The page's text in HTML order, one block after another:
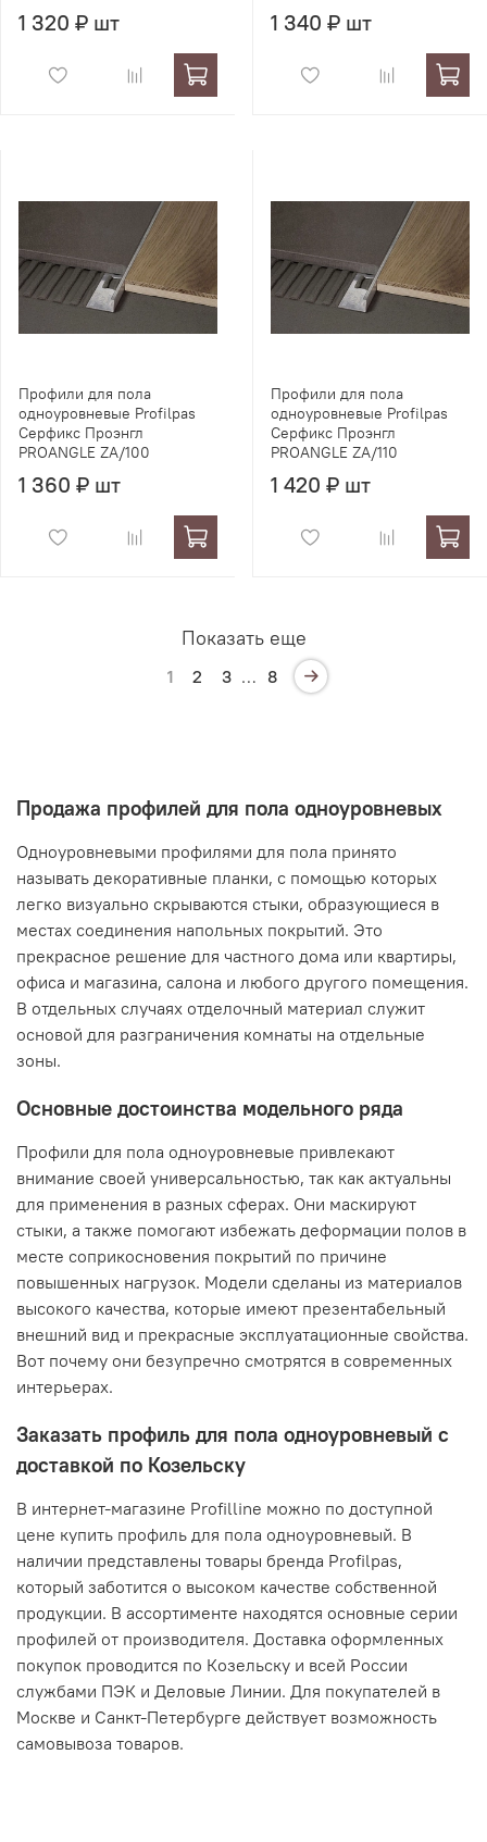
1 320 ₽ шт 1 340 ₽ шт
Профили для пола
одноуровневые Profilpas
Серфикс Проэнгл
PROANGLE ZA/100
1 360 ₽ шт
Профили для пола
одноуровневые Profilpas
Серфикс Проэнгл
PROANGLE ZA/110
1 420 ₽ шт
Показать еще
1 2 3 … 8
Продажа профилей для пола одноуровневых
Одноуровневыми профилями для пола принято
называть декоративные планки, с помощью которых
легко визуально скрываются стыки, образующиеся в
местах соединения напольных покрытий. Это
прекрасное решение для частного дома или квартиры,
офиса и магазина, салона и любого другого помещения.
В отдельных случаях отделочный материал служит
основой для разграничения комнаты на отдельные
зоны.
Основные достоинства модельного ряда
Профили для пола одноуровневые привлекают
внимание своей универсальностью, так как актуальны
для применения в разных сферах. Они маскируют
стыки, а также помогают избежать деформации полов в
месте соприкосновения покрытий по причине
повышенных нагрузок. Модели сделаны из материалов
высокого качества, которые имеют презентабельный
внешний вид и прекрасные эксплуатационные свойства.
Вот почему они безупречно смотрятся в современных
интерьерах.
Заказать профиль для пола одноуровневый с
доставкой по Козельску
В интернет-магазине Profilline можно по доступной
цене купить профиль для пола одноуровневый. В
наличии представлены товары бренда Profilpas,
который заботится о высоком качестве собственной
продукции. В ассортименте находятся основные серии
профилей от производителя. Доставка оформленных
покупок проводится по Козельску и всей России
службами ПЭК и Деловые Линии. Для покупателей в
Москве и Санкт-Петербурге действует возможность
самовывоза товаров.